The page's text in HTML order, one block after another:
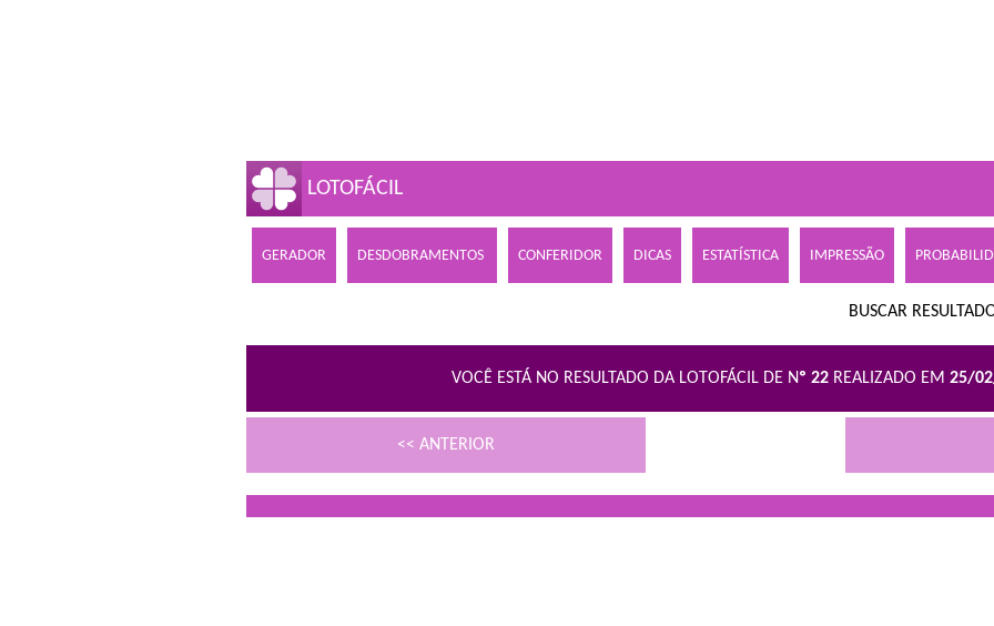
LOTOFÁCIL
GERADOR DESDOBRAMENTOS CONFERIDOR DICAS ESTATÍSTICA IMPRESSÃO
BUSCAR
VOCÊ ESTÁ NO RESULTADO DA LOTOFÁCIL DE Nº 22 REALIZADO EM 25/
<< ANTERIOR